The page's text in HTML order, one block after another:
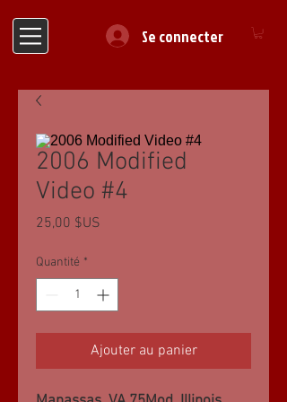
Se connecter
2006 Modified
Video #4
25,00 $US
Quantité *
Ajouter au panier